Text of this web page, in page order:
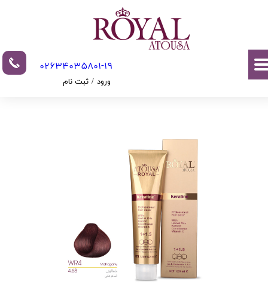
02634035801-19​​​​​​​​​​​​​​
ورود / ثبت نام
تغییر گذر واژه
سفارشات